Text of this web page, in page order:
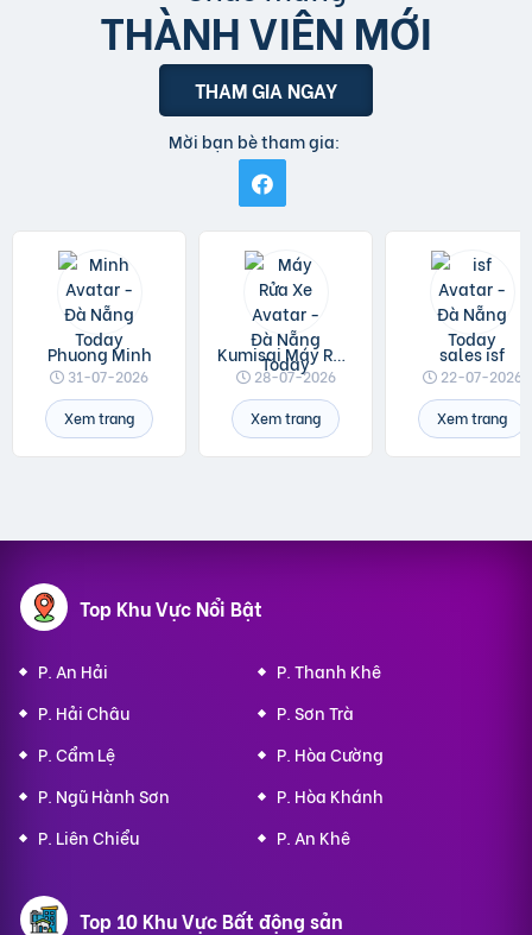
THÀNH VIÊN MỚI
THAM GIA NGAY
Mời bạn bè tham gia:
Phuong Minh
31-07-2026
Xem trang
Kumisai Máy Rửa Xe
28-07-2026
Xem trang
sales isf
22-07-2026
Xem trang
Top Khu Vực Nổi Bật
P. An Hải
P. Thanh Khê
P. Hải Châu
P. Sơn Trà
P. Cẩm Lệ
P. Hòa Cường
P. Ngũ Hành Sơn
P. Hòa Khánh
P. Liên Chiểu
P. An Khê
Top 10 Khu Vực Bất động sản